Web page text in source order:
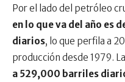
Por el lado del petróleo
en lo que va del año es
diarios, lo que perfila a
producción desde 1979.
a 529,000 barriles